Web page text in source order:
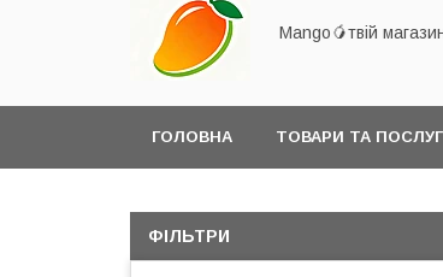
Mango🥭твій
ГОЛОВНА ТОВАРИ ТА
ФІЛЬТРИ